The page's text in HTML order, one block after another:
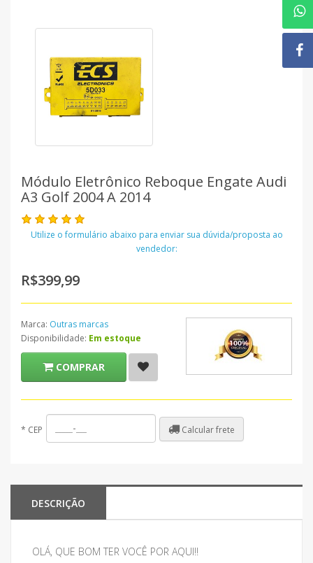
Módulo Eletrônico Reboque Engate Audi
A3 Golf 2004 A 2014
Utilize o formulário abaixo para enviar sua dúvida/proposta ao
vendedor:
R$399,99
Marca: Outras marcas
Disponibilidade: Em estoque
COMPRAR
* CEP Calcular frete
DESCRIÇÃO
OLÁ, QUE BOM TER VOCÊ POR AQUI!!